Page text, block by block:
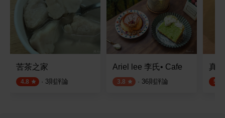
苦茶之家
4.8 · 3則評論
Ariel lee 李氏• Cafe
3.8 · 36則評論
真
5.0